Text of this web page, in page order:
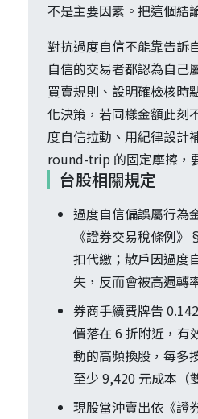
不是主要因素。把這個結
對抗過度自信不能靠告訴
自信的交易者都認為自己
買賣規則、設明確檢核時
化決策，若同樣金額此刻
度自信拉動、用紀律設計
round-trip 的固定摩擦，
台股相關規定
過度自信偏誤屬行為
《證券交易稅條例
扣代繳；散戶因過度
失，反而會被高週轉
券商手續費牌告
價落在 6 折附近，有
動的高頻換股，每多
至少 9,420 元成本（
現股當沖賣出依《證